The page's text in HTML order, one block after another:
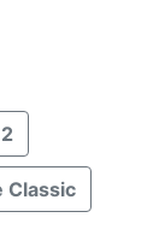
Classic